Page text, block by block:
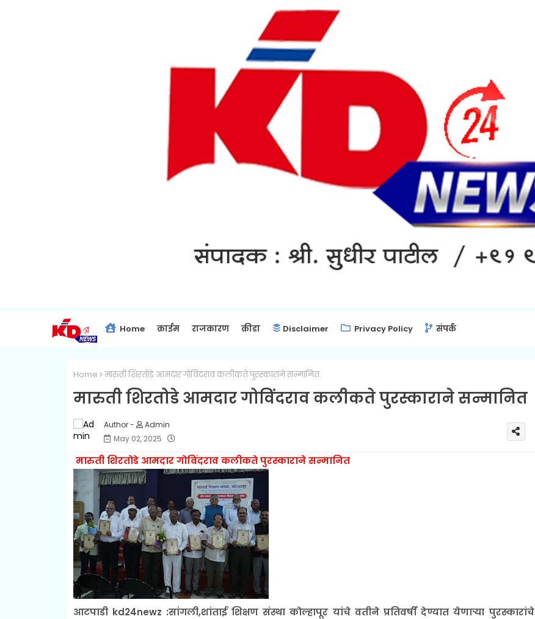
Home क्राईम राजकारण क्रीडा Disclaimer Privacy Policy संपर्क
Home मारुती शिरतोडे आमदार गोविंदराव कलीकते पुरस्काराने सन्मानित
मारुती शिरतोडे आमदार गोविंदराव कलीकते पुरस्काराने सन्मानित
Admin
May 02, 2025
मारुती शिरतोडे आमदार गोविंदराव कलीकते पुरस्काराने सन्मानित
आटपाडी kd24newz :सांगली,शांताई शिक्षण संस्था कोल्हापूर यांचे वतीने प्रतिवर्षी देण्यात येणाऱ्या पुरस्कारांचे